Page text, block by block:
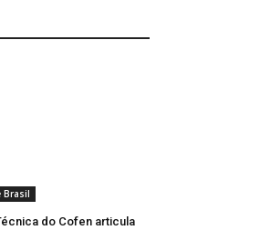
Brasil
do Cofen articula